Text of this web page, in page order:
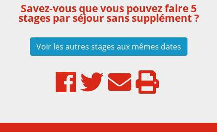
Savez-vous que vous pouvez faire 5
stages par séjour sans supplément ?
Voir les autres stages aux mêmes dates